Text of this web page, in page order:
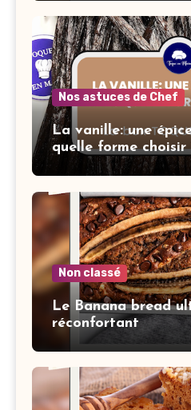
Nos astuces de Chef
La vanille: une
quelle forme choisir
Non classé
Le Banana bread
réconfortant